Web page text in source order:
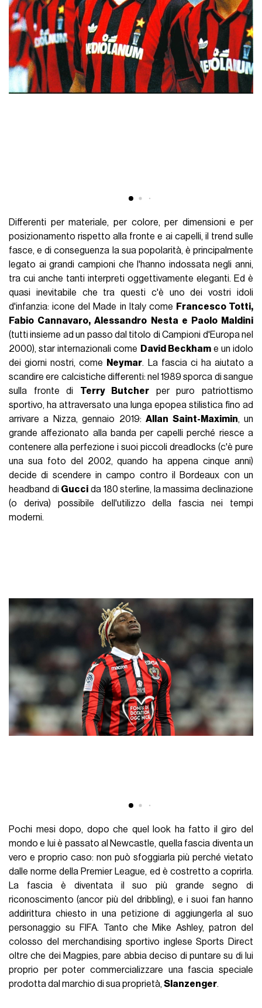
Differenti per materiale, per colore, per dimensioni e per
posizionamento rispetto alla fronte e ai capelli, il trend sulle
fasce, e di conseguenza la sua popolarità, è principalmente
legato ai grandi campioni che l'hanno indossata negli anni,
tra cui anche tanti interpreti oggettivamente eleganti. Ed è
quasi inevitabile che tra questi c'è uno dei vostri idoli
d'infanzia: icone del Made in Italy come Francesco Totti,
Fabio Cannavaro, Alessandro Nesta e Paolo Maldini
(tutti insieme ad un passo dal titolo di Campioni d'Europa nel
2000), star internazionali come David Beckhame un idolo
dei giorni nostri, come
Neymar. La fascia ci ha aiutato a
scandire ere calcistiche differenti: nel 1989 sporca di sangue
sulla fronte di Terry Butcher per puro patriottismo
sportivo, ha attraversato una lunga epopea stilistica fino ad
arrivare a Nizza, gennaio 2019:Allan Saint-Maximin, un
grande affezionato alla banda per capelli perché riesce a
contenere alla perfezione i suoi piccoli dreadlocks (c'è pure
una sua foto del 2002, quando ha appena cinque anni)
decide di scendere in campo contro il Bordeaux con un
headband di Gucci da 180 sterline, la massima declinazione
(o deriva) possibile dell'utilizzo della fascia nei tempi
moderni.
Pochi mesi dopo, dopo che quel look ha fatto il giro del
mondo e lui è passato al Newcastle, quella fascia diventa un
vero e proprio caso: non può sfoggiarla più perché vietato
dalle norme della Premier League, ed è costretto a coprirla.
La fascia è diventata il suo più grande segno di
riconoscimento (ancor più del dribbling), e i suoi fan hanno
addirittura chiesto in una petizione di aggiungerla al suo
personaggio su FIFA. Tanto che Mike Ashley, patron del
colosso del merchandising sportivo inglese Sports Direct
oltre che dei Magpies, pare abbia deciso di puntare su di lui
proprio per poter commercializzare una fascia speciale
prodotta dal marchio di sua proprietà,Slanzenger.